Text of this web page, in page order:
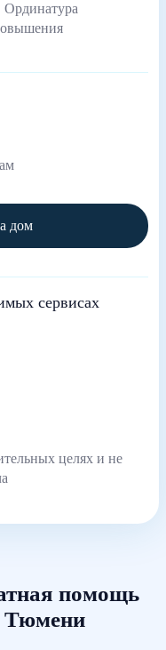
Ординатура
дом
сервисах
целях и не
помощь
Тюмени